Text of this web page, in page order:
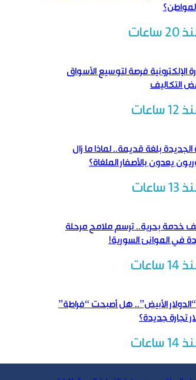
ساعات
الإلكترونية فرصة لتوسيع الأسواق
التكاليف
ساعات
الجديدة بلغة قديمة..‏ لماذا ما زال
يعدون بالأصفار الملغاة؟
ساعات
ألف خدمة بحرية.. ترسم ملامح مرحلة
في الموانئ السورية!
ساعات
الأبيض”.. هل أصبحت “فراطة”
تجارة جديدة؟
ساعات